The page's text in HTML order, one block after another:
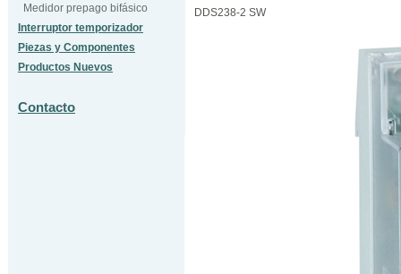
Medidor prepago bifásico
Interruptor temporizador
Piezas y Componentes
Productos Nuevos
Contacto
DDS238-2 SW